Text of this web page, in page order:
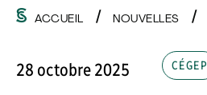
ACCUEIL NOUVELLES
28 octobre 2025 CÉGEP